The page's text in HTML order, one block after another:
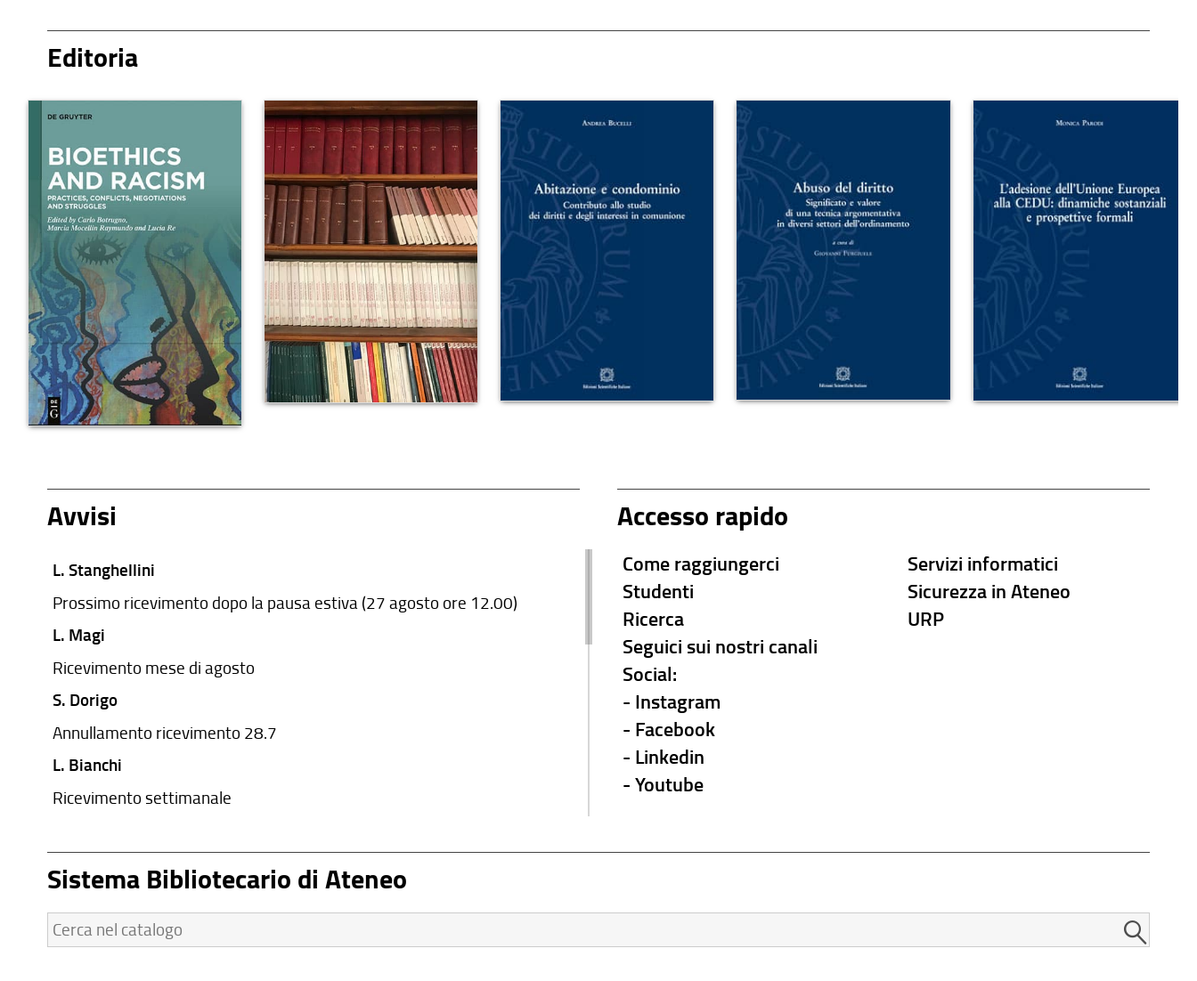
Editoria
Avvisi
L. Stanghellini
Prossimo ricevimento dopo la pausa estiva (27 agosto ore 12.00)
L. Magi
Ricevimento mese di agosto
S. Dorigo
Annullamento ricevimento 28.7
L. Bianchi
Ricevimento settimanale
M. Croce
Programma di esame diritto ecclesiastico (altri manuali)
Accesso rapido
Come raggiungerci
Studenti
Ricerca
Seguici sui nostri canali
Social:
- Instagram
- Facebook
- Linkedin
-Youtube
Servizi informatici
Sicurezza in Ateneo
URP
Sistema Bibliotecario di Ateneo
Cerca
nel